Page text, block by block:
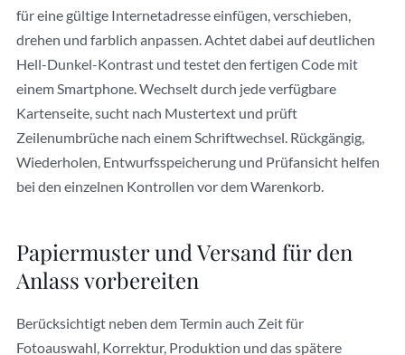
für eine gültige Internetadresse einfügen, verschieben,
drehen und farblich anpassen. Achtet dabei auf deutlichen
Hell-Dunkel-Kontrast und testet den fertigen Code mit
einem Smartphone. Wechselt durch jede verfügbare
Kartenseite, sucht nach Mustertext und prüft
Zeilenumbrüche nach einem Schriftwechsel. Rückgängig,
Wiederholen, Entwurfsspeicherung und Prüfansicht helfen
bei den einzelnen Kontrollen vor dem Warenkorb.
Papiermuster und Versand für den
Anlass vorbereiten
Berücksichtigt neben dem Termin auch Zeit für
Fotoauswahl, Korrektur, Produktion und das spätere